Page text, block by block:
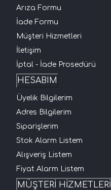
Arıza Formu
İade Formu
Müşteri Hizmetleri
İletişim
İptal - İade Prosedürü
HESABIM
Üyelik Bilgilerim
Adres Bilgilerim
Siparişlerim
Stok Alarm Listem
Alışveriş Listem
Fiyat Alarm Listem
MÜŞTERİ HİZMETLERİ